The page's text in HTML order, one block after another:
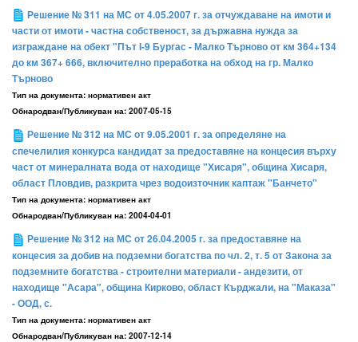
Решение № 311 на МС от 4.05.2007 г. за отчуждаване на имоти и
части от имоти - частна собственост, за държавна нужда за
изграждане на обект "Път I-9 Бургас - Малко Търново от км 364+134
до км 367+ 666, включително преработка на обход на гр. Малко
Търново
Тип на документа: нормативен акт
Обнародван/Публикуван на: 2007-05-15
Решение № 312 на МС от 9.05.2001 г. за определяне на
спечелилия конкурса кандидат за предоставяне на концесия върху
част от минералната вода от находище "Хисаря", община Хисаря,
област Пловдив, разкрита чрез водоизточник каптаж "Банчето"
Тип на документа: нормативен акт
Обнародван/Публикуван на: 2004-04-01
Решение № 312 на МС от 26.04.2005 г. за предоставяне на
концесия за добив на подземни богатства по чл. 2, т. 5 от Закона за
подземните богатства - строителни материали - андезити, от
находище "Асара", община Кирково, област Кърджали, на "Маказа"
- ООД, с.
Тип на документа: нормативен акт
Обнародван/Публикуван на: 2007-12-14